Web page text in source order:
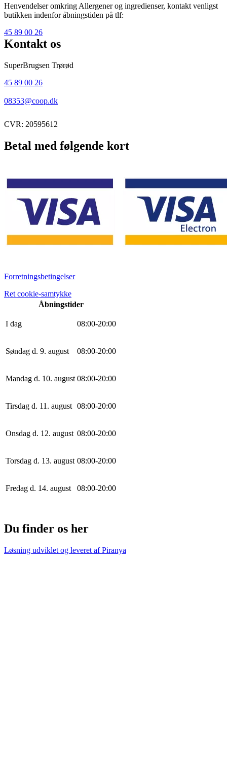
Henvendelser omkring Allergener og ingredienser, kontakt venligst
butikken indenfor åbningstiden på tlf:
45 89 00 26
Kontakt os
SuperBrugsen Trørød
45 89 00 26
08353@coop.dk
CVR: 20595612
Betal med følgende kort
Forretningsbetingelser
Ret cookie-samtykke
Åbningstider
I dag 08:00-20:00
Søndag d. 9. august 08:00-20:00
Mandag d. 10. august 08:00-20:00
Tirsdag d. 11. august 08:00-20:00
Onsdag d. 12. august 08:00-20:00
Torsdag d. 13. august 08:00-20:00
Fredag d. 14. august 08:00-20:00
Du finder os her
Løsning udviklet og leveret afPiranya